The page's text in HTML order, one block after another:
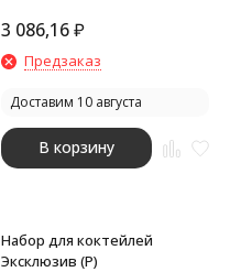
3 086,16₽
Предзаказ
Доставим 10 августа
В корзину
Набор для коктейлей
Эксклюзив (Р)